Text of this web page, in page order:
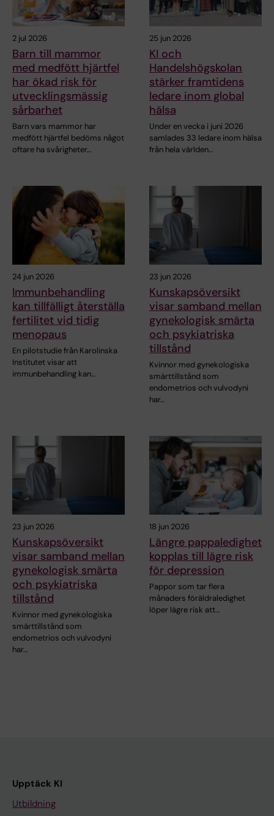
2 jul 2026
Barn till mammor
med medfött hjärtfel
har ökad risk för
utvecklingsmässig
sårbarhet
Barn vars mammor har
medfött hjärtfel bedöms något
oftare ha svårigheter…
25 jun 2026
KI och
Handelshögskolan
stärker framtidens
ledare inom global
hälsa
Under en vecka i juni 2026
samlades 33 ledare inom hälsa
från hela världen…
24 jun 2026
Immunbehandling
kan tillfälligt återställa
fertilitet vid tidig
menopaus
En pilotstudie från Karolinska
Institutet visar att
immunbehandling kan…
23 jun 2026
Kunskapsöversikt
visar samband mellan
gynekologisk smärta
och psykiatriska
tillstånd
Kvinnor med gynekologiska
smärttillstånd som
endometrios och vulvodyni
har…
23 jun 2026
Kunskapsöversikt
visar samband mellan
gynekologisk smärta
och psykiatriska
tillstånd
Kvinnor med gynekologiska
smärttillstånd som
endometrios och vulvodyni
har…
18 jun 2026
Längre pappaledighet
kopplas till lägre risk
för depression
Pappor som tar flera
månaders föräldraledighet
löper lägre risk att…
Upptäck KI
Utbildning